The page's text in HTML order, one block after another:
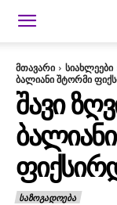
მთავარი სიახლეები
ბალიანი შტორმი
ᲨᲐᲕᲘ
ᲡᲐᲖᲝᲒᲐᲓᲝᲔᲑᲐ